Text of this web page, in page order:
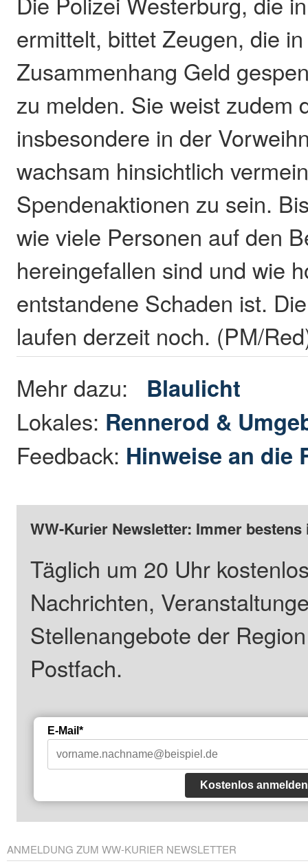
ermittelt, bittet Zeugen, die
Zusammenhang Geld
zu melden. Sie weist zudem
insbesondere in der
wachsam hinsichtlich
Spendenaktionen zu sein.
wie viele Personen auf den
hereingefallen sind und wie
entstandene Schaden ist.
laufen derzeit noch. (PM/
Mehr dazu: Blaulicht
Lokales: Rennerod &
Feedback: Hinweise an die
WW-Kurier Newsletter: Immer
Täglich um 20 Uhr
Nachrichten,
Stellenangebote der
Postfach.
E-Mail*
Kostenlos anmelden
ANMELDUNG ZUM WW-KURIER NEWSLETTER